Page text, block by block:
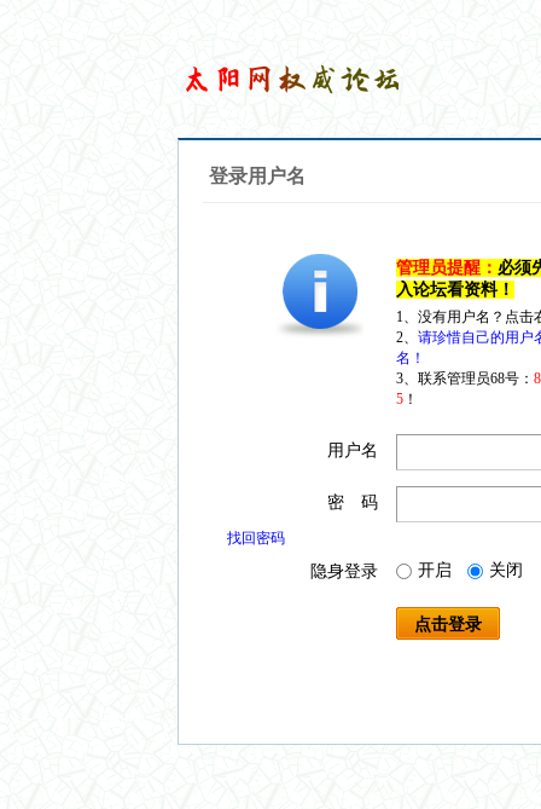
登录用户名
管理员提醒： 必须
入论坛看资料！
1、没有用户名？点
2、 请珍惜自己的用户
名！
3、联系管理员68号：
5 ！
用户名
密 码
找回密码
隐身登录 开启 关闭
点击登录